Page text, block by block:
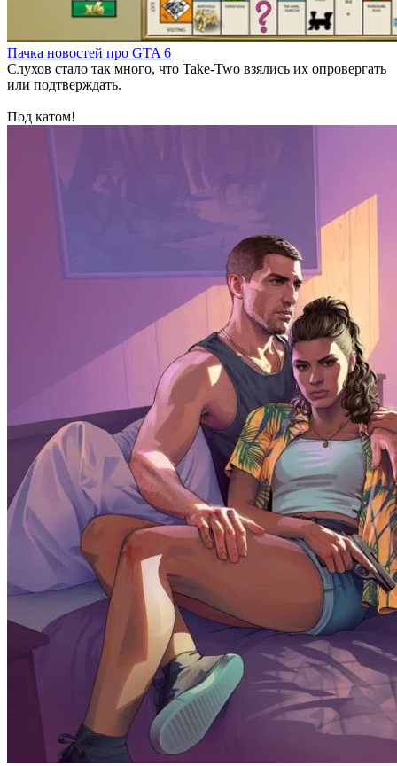
Пачка новостей про GTA 6
Слухов стало так много, что Take-Two взялись их опровергать
или подтверждать.
Под катом!